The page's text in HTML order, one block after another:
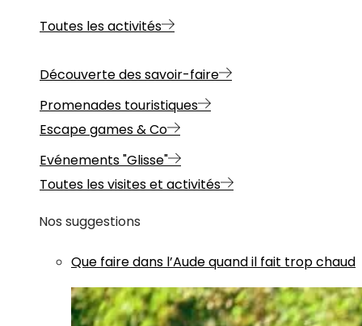
Toutes les activités
Découverte des savoir-faire
Promenades touristiques
Escape games & Co
Evénements "Glisse"
Toutes les visites et activités
Nos suggestions
Que faire dans l’Aude quand il fait trop chaud